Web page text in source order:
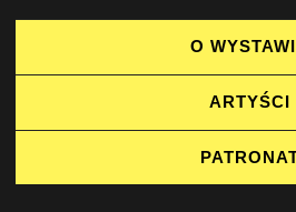
O
ARTYŚCI